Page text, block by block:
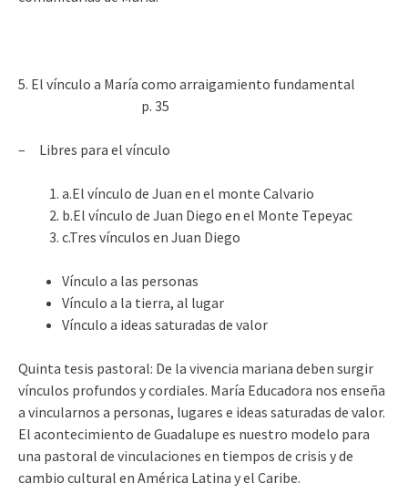
5. El vínculo a María como arraigamiento fundamental
p. 35
– Libres para el vínculo
a.El vínculo de Juan en el monte Calvario
b.El vínculo de Juan Diego en el Monte Tepeyac
c.Tres vínculos en Juan Diego
Vínculo a las personas
Vínculo a la tierra, al lugar
Vínculo a ideas saturadas de valor
Quinta tesis pastoral: De la vivencia mariana deben surgir
vínculos profundos y cordiales. María Educadora nos enseña
a vincularnos a personas, lugares e ideas saturadas de valor.
El acontecimiento de Guadalupe es nuestro modelo para
una pastoral de vinculaciones en tiempos de crisis y de
cambio cultural en América Latina y el Caribe.